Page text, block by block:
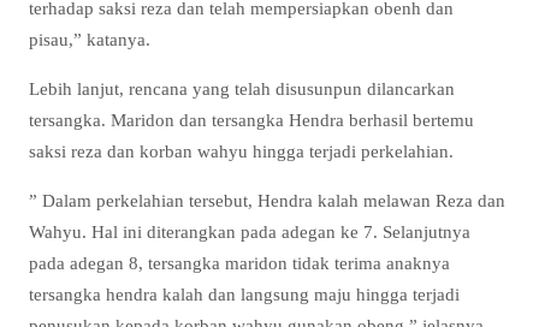
terhadap saksi reza dan telah mempersiapkan obenh dan
pisau,” katanya.
Lebih lanjut, rencana yang telah disusunpun dilancarkan
tersangka. Maridon dan tersangka Hendra berhasil bertemu
saksi reza dan korban wahyu hingga terjadi perkelahian.
” Dalam perkelahian tersebut, Hendra kalah melawan Reza dan
Wahyu. Hal ini diterangkan pada adegan ke 7. Selanjutnya
pada adegan 8, tersangka maridon tidak terima anaknya
tersangka hendra kalah dan langsung maju hingga terjadi